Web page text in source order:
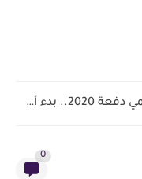
بشرى سارة لمعلمي دفعة 2020.. بدء أول خطوة رسمية في...
0